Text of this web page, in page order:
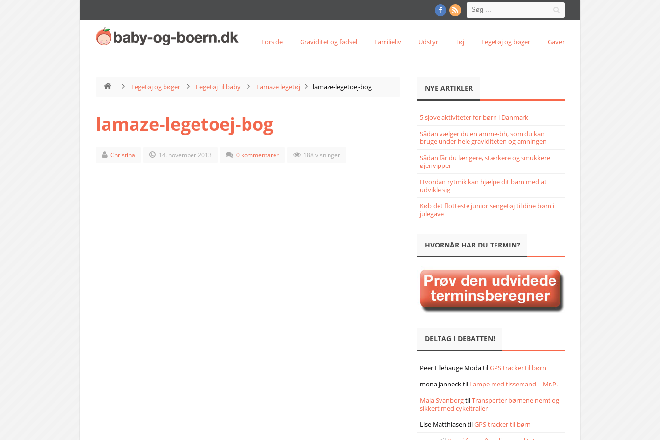
Forside Graviditet og fødsel Familieliv Udstyr Tøj Legetøj og bøger Gaver
Legetøj og bøger Legetøj til baby Lamaze legetøj lamaze-legetoej-bog
lamaze-legetoej-bog
Christina 14. november 2013 0 kommentarer 188 visninger
NYE ARTIKLER
5 sjove aktiviteter for børn i Danmark
Sådan vælger du en amme-bh, som du kan
bruge under hele graviditeten og amningen
Sådan får du længere, stærkere og smukkere
øjenvipper
Hvordan rytmik kan hjælpe dit barn med at
udvikle sig
Køb det flotteste junior sengetøj til dine børn i
julegave
HVORNÅR HAR DU TERMIN?
DELTAG I DEBATTEN!
Peer Ellehauge ModatilGPS tracker til børn
mona jannecktil Lampe med tissemand – Mr.P.
Maja SvanborgtilTransporter børnene nemt og
sikkert med cykeltrailer
Lise Matthiasen tilGPS tracker til børn